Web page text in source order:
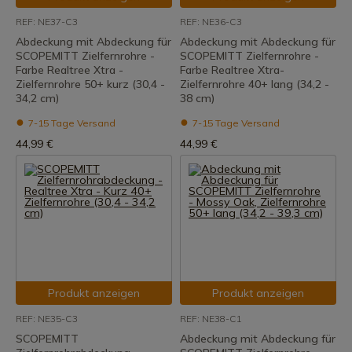
REF: NE37-C3
Abdeckung mit Abdeckung für
SCOPEMITT Zielfernrohre -
Farbe Realtree Xtra -
Zielfernrohre 50+ kurz (30,4 -
34,2 cm)
7-15 Tage Versand
44,99 €
REF: NE36-C3
Abdeckung mit Abdeckung für
SCOPEMITT Zielfernrohre -
Farbe Realtree Xtra-
Zielfernrohre 40+ lang (34,2 -
38 cm)
7-15 Tage Versand
44,99 €
Produkt anzeigen
REF: NE35-C3
SCOPEMITT
Produkt anzeigen
REF: NE38-C1
Abdeckung mit Abdeckung für